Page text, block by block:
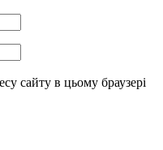
сайту в цьому браузері